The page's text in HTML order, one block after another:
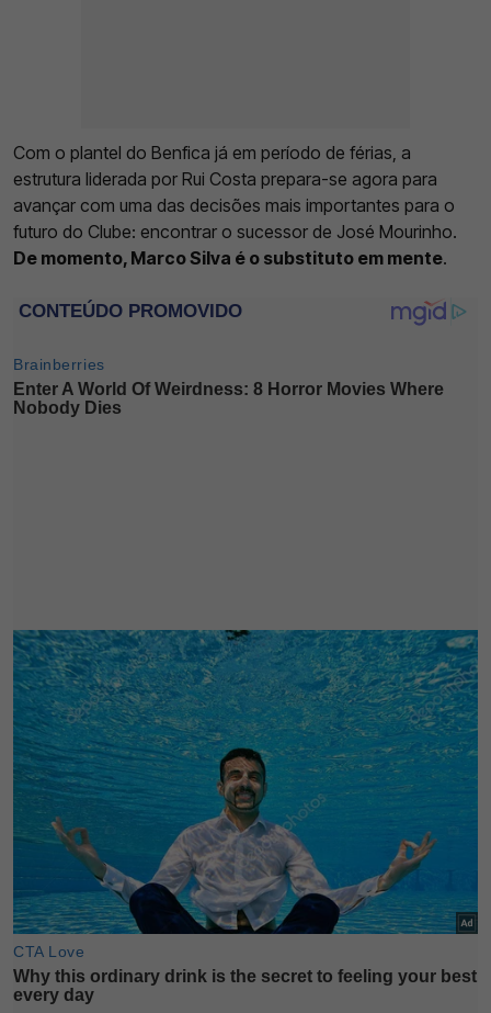
Com o plantel do Benfica já em período de férias, a
estrutura liderada por Rui Costa prepara-se agora para
avançar com uma das decisões mais importantes para o
futuro do Clube: encontrar o sucessor de José Mourinho.
De momento, Marco Silva é o substituto em mente.